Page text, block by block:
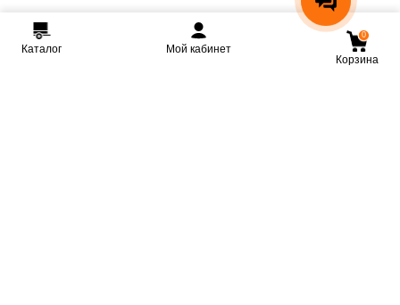
Каталог Мой кабинет
0
Корзина